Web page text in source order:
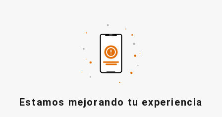
Estamos mejorando tu experiencia